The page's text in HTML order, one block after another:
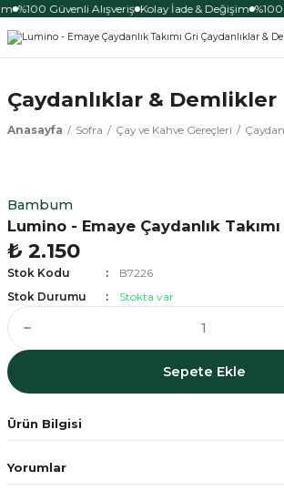
%100 Güvenli Alışveriş Kolay İade & Değişim %100
Çaydanlıklar & Demlikler
Anasayfa Sofra Çay ve Kahve Gereçleri
Bambum
Lumino - Emaye Çaydanlık Takımı
₺ 2.150
Stok Kodu
B7226
Stok Durumu
Stokta var
Sepete Ekle
Ürün Bilgisi
Yorumlar